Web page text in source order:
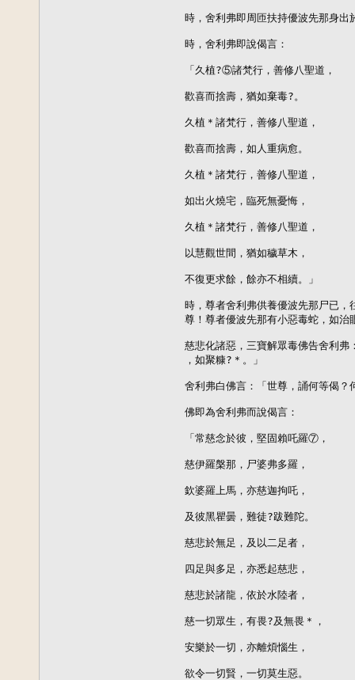
時，舍利弗即周匝扶持優波先那身
時，舍利弗即說偈言：
「久植?⑤諸梵行，善修八聖道，
歡喜而捨壽，猶如棄毒?。
久植＊諸梵行，善修八聖道，
歡喜而捨壽，如人重病愈。
久植＊諸梵行，善修八聖道，
如出火燒宅，臨死無憂悔，
久植＊諸梵行，善修八聖道，
以慧觀世間，猶如穢草木，
不復更求餘，餘亦不相續。」
時，尊者舍利弗供養優波先那尸已
尊！尊者優波先那有小惡毒蛇，如
慈悲化諸惡，三寶解眾毒佛告舍利
，如聚糠?＊。」
舍利弗白佛言：「世尊，誦何等偈？
佛即為舍利弗而說偈言：
「常慈念於彼，堅固賴吒羅⑦，
慈伊羅槃那，尸婆弗多羅，
欽婆羅上馬，亦慈迦拘吒，
及彼黑瞿曇，難徒?跋難陀。
慈悲於無足，及以二足者，
四足與多足，亦悉起慈悲，
慈悲於諸龍，依於水陸者，
慈一切眾生，有畏?及無畏＊，
安樂於一切，亦離煩惱生，
欲令一切賢，一切莫生惡。